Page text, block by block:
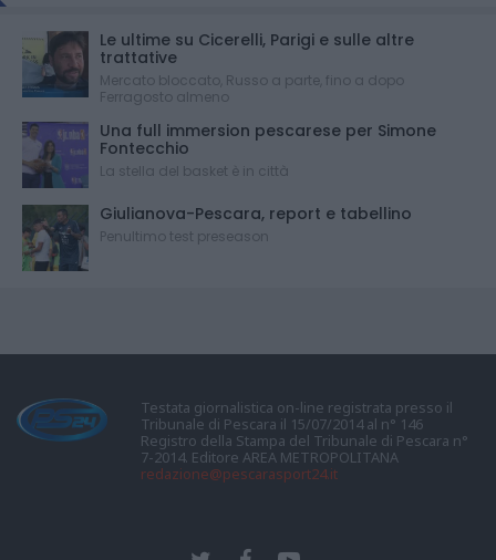
Le ultime su Cicerelli, Parigi e sulle altre
trattative
Mercato bloccato, Russo a parte, fino a dopo
Ferragosto almeno
Una full immersion pescarese per Simone
Fontecchio
La stella del basket è in città
Giulianova-Pescara, report e tabellino
Penultimo test preseason
Testata giornalistica on-line registrata presso il
Tribunale di Pescara il 15/07/2014 al n° 146
Registro della Stampa del Tribunale di Pescara n°
7-2014. Editore AREA METROPOLITANA
redazione@pescarasport24.it